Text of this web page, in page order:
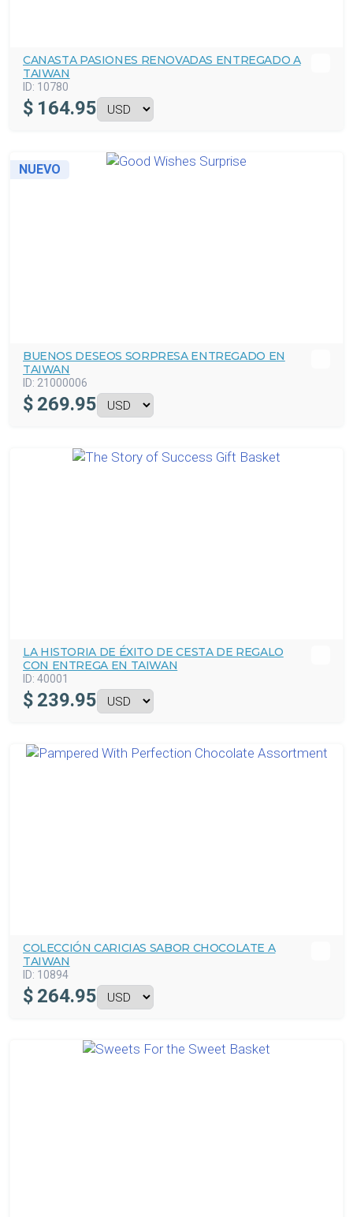
CANASTA PASIONES RENOVADAS ENTREGADO A
TAIWAN
ID: 10780
$ 164.95
NUEVO
BUENOS DESEOS SORPRESA ENTREGADO EN
TAIWAN
ID: 21000006
$ 269.95
LA HISTORIA DE ÉXITO DE CESTA DE REGALO
CON ENTREGA EN TAIWAN
ID: 40001
$ 239.95
COLECCIÓN CARICIAS SABOR CHOCOLATE A
TAIWAN
ID: 10894
$ 264.95